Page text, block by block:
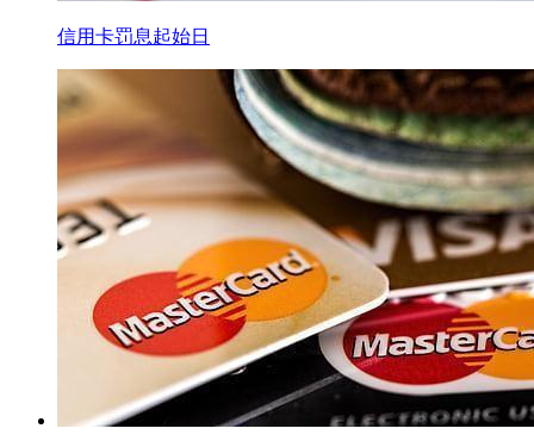
信用卡罚息起始日